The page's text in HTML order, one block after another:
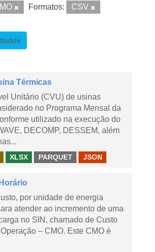
Formatos:
CSV
Térmicas
Unitário (CVU) de usinas
no Programa Mensal da
utilizado na execução do
DECOMP, DESSEM, além
XLSX PARQUET JSON
por unidade de energia
atender ao incremento de uma
no SIN, chamado de Custo
– CMO. Este CMO é